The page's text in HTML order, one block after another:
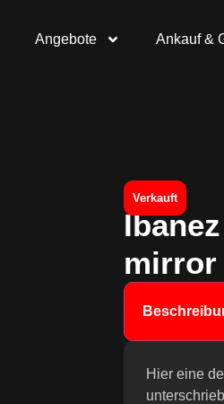
Angebote Ankauf &
Verkauft
mirror
Hier eine